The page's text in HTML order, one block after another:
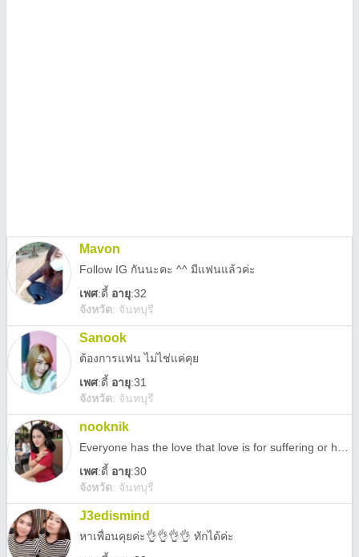
Mavon
Follow IG กันนะคะ ^^ มีแฟนแล้วค่ะ
เพศ:ดี้ อายุ:32
จังหวัด: จันทบุรี
Sanook
ต้องการแฟน ไม่ไช่แค่คุย
เพศ:ดี้ อายุ:31
จังหวัด: จันทบุรี
nooknik
เพศ:ดี้ อายุ:30
จังหวัด: จันทบุรี
J3edismind
หาเพื่อนคุยค่ะ👌👌👌👌 ทักได้ค่ะ